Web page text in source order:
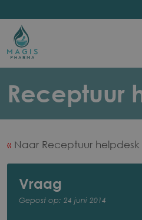
naar
hoofdinhoud
Een
dierenarts
mij
om
inspuitbare
Receptuur
Naar Receptuur helpdesk
Vraag
Gepost op: 24 juni 2014